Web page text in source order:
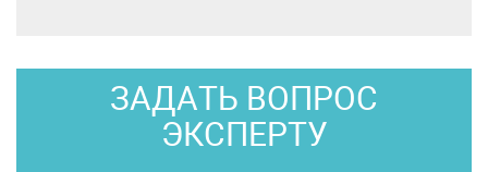
ЗАДАТЬ ВОПРОС
ЭКСПЕРТУ